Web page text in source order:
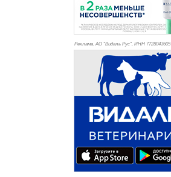
Реклама. АО "Видаль Рус", ИНН 7728043605